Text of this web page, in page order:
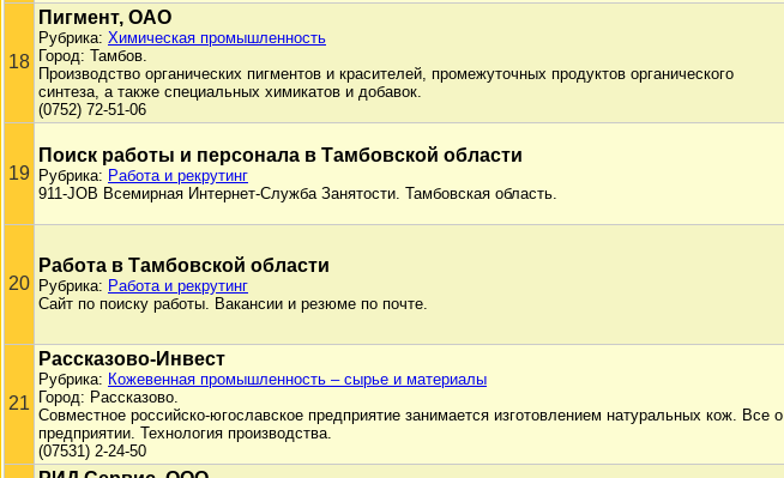
18
Пигмент, ОАО
Рубрика: Химическая промышленность
Город: Тамбов.
Производство органических пигментов и красителей, промежуточных продуктов органического
синтеза, а также специальных химикатов и добавок.
(0752) 72-51-06
19
Поиск работы и персонала в Тамбовской области
Рубрика: Работа и рекрутинг
911-JOB Всемирная Интернет-Служба Занятости. Тамбовская область.
20
Работа в Тамбовской области
Рубрика: Работа и рекрутинг
Сайт по поиску работы. Вакансии и резюме по почте.
21
Рассказово-Инвест
Рубрика: Кожевенная промышленность – сырье и материалы
Город: Рассказово.
Совместное российско-югославское предприятие занимается изготовлением натуральных кож. Все о
предприятии. Технология производства.
(07531) 2-24-50